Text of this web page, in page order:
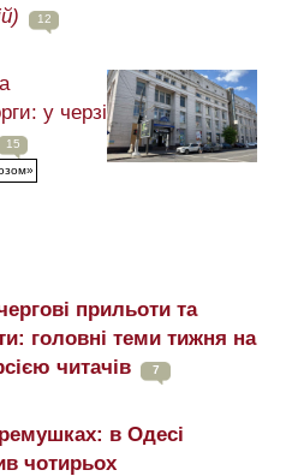
12
у черзі
15
прильоти та
головні теми тижня на
читачів
7
в Одесі
чотирьох